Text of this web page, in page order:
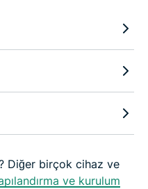
Diğer birçok cihaz ve
ve kurulum